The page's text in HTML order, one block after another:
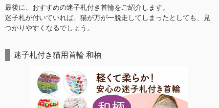
最後に、おすすめの迷子札付き首輪をご紹介します。
迷子札が付いていれば、猫が万が一脱走してしまったとしても、見
つかりやすくなるでしょう。
迷子札付き猫用首輪 和柄